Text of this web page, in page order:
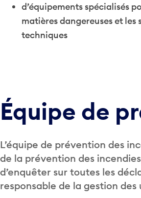
d’équipements spécialisés
matières dangereuses et les
techniques
Équipe de
L’équipe de prévention des
de la prévention des
d’enquêter sur toutes les
responsable de la gestion des